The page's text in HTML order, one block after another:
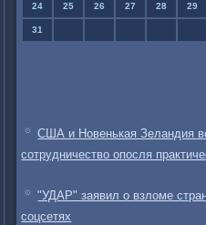
24 25 26 27 28 29
31
США и Новенькая Зеландия
сотрудничество опосля
"УДАР" заявил о взломе
соцсетях